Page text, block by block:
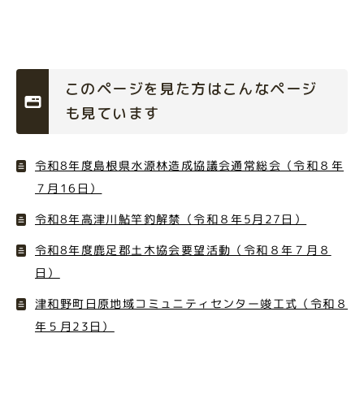
このページを見た方はこんなページ
も見ています
令和8年度島根県水源林造成協議会通常総会（令和８年
７月16日）
令和8年高津川鮎竿釣解禁（令和８年5月27日）
令和8年度鹿足郡土木協会要望活動（令和８年７月８
日）
津和野町日原地域コミュニティセンター竣工式（令和８
年５月23日）